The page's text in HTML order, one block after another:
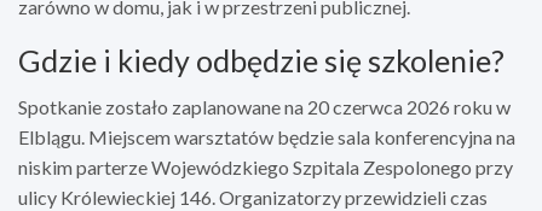
zarówno w domu, jak i w przestrzeni publicznej.
Gdzie i kiedy odbędzie się szkolenie?
Spotkanie zostało zaplanowane na 20 czerwca 2026 roku w
Elblągu. Miejscem warsztatów będzie sala konferencyjna na
niskim parterze Wojewódzkiego Szpitala Zespolonego przy
ulicy Królewieckiej 146. Organizatorzy przewidzieli czas